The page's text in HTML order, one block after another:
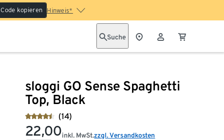
Code kopieren Hinweis*
Suche
sloggi GO Sense Spaghetti
Top, Black
(14)
22,00inkl. MwSt.zzgl. Versandkosten